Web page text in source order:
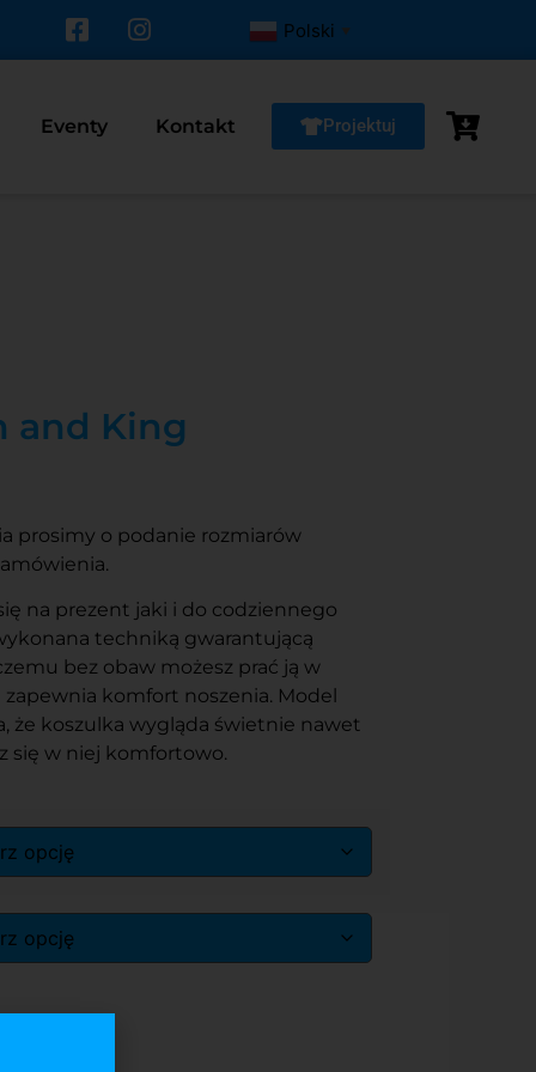
Polski ▼
Eventy Kontakt Projektuj
and King
prosimy o podanie rozmiarów
na prezent jaki i do codziennego
techniką gwarantującą
bez obaw możesz prać ją w
komfort noszenia. Model
że koszulka wygląda świetnie nawet
się w niej komfortowo.